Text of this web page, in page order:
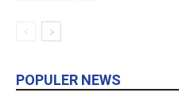
POPULER NEWS